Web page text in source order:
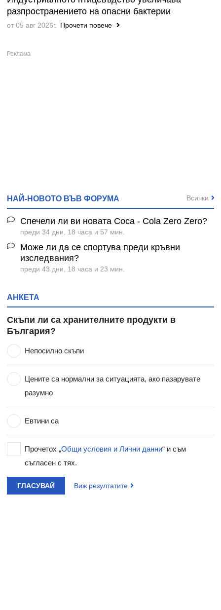
разпространението на опасни бактерии
от 05 авг 2026г. Прочети повече
НАЙ-НОВОТО ВЪВ ФОРУМА
Спечели ли ви новата Coca - Cola Zero Zero?
преди 34 дни, 18 часа и 57 мин.
Може ли да се спортува преди кръвни
изследвания?
преди 43 дни, 18 часа и 23 мин.
Всички
АНКЕТА
Скъпи ли са хранителните продукти в
България?
Непосилно скъпи
Цените са нормални за ситуацията, ако пазарувате
разумно
Евтини са
Прочетох „Общи условия и Лични данни“ и съм
съгласен с тях.
ГЛАСУВАЙ Виж резултатите